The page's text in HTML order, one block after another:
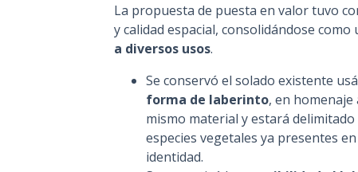
La propuesta de puesta en valor tuvo
y calidad espacial, consolidándose como
a diversos usos.
Se conservó el solado existente
forma de laberinto, en
mismo material y estará
especies vegetales ya presentes
identidad.